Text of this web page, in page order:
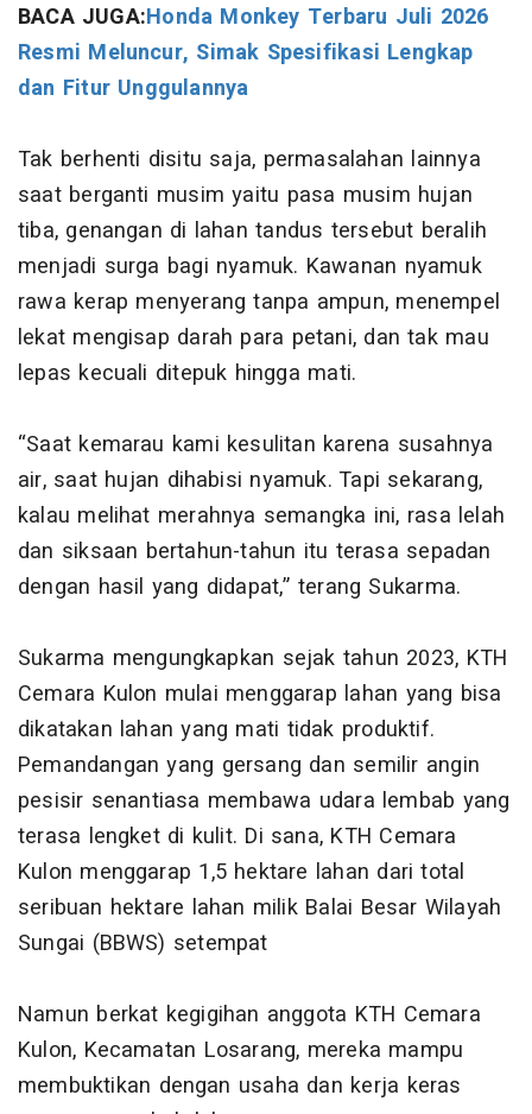
BACA JUGA:Honda Monkey Terbaru Juli 2026
Resmi Meluncur, Simak Spesifikasi Lengkap
dan Fitur Unggulannya
Tak berhenti disitu saja, permasalahan lainnya
saat berganti musim yaitu pasa musim hujan
tiba, genangan di lahan tandus tersebut beralih
menjadi surga bagi nyamuk. Kawanan nyamuk
rawa kerap menyerang tanpa ampun, menempel
lekat mengisap darah para petani, dan tak mau
lepas kecuali ditepuk hingga mati.
“Saat kemarau kami kesulitan karena susahnya
air, saat hujan dihabisi nyamuk. Tapi sekarang,
kalau melihat merahnya semangka ini, rasa lelah
dan siksaan bertahun-tahun itu terasa sepadan
dengan hasil yang didapat,” terang Sukarma.
Sukarma mengungkapkan sejak tahun 2023, KTH
Cemara Kulon mulai menggarap lahan yang bisa
dikatakan lahan yang mati tidak produktif.
Pemandangan yang gersang dan semilir angin
pesisir senantiasa membawa udara lembab yang
terasa lengket di kulit. Di sana, KTH Cemara
Kulon menggarap 1,5 hektare lahan dari total
seribuan hektare lahan milik Balai Besar Wilayah
Sungai (BBWS) setempat
Namun berkat kegigihan anggota KTH Cemara
Kulon, Kecamatan Losarang, mereka mampu
membuktikan dengan usaha dan kerja keras